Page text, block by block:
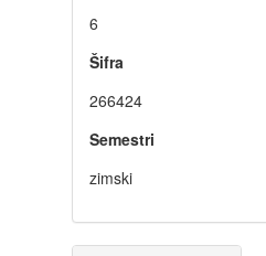
6
Šifra
266424
Semestri
zimski